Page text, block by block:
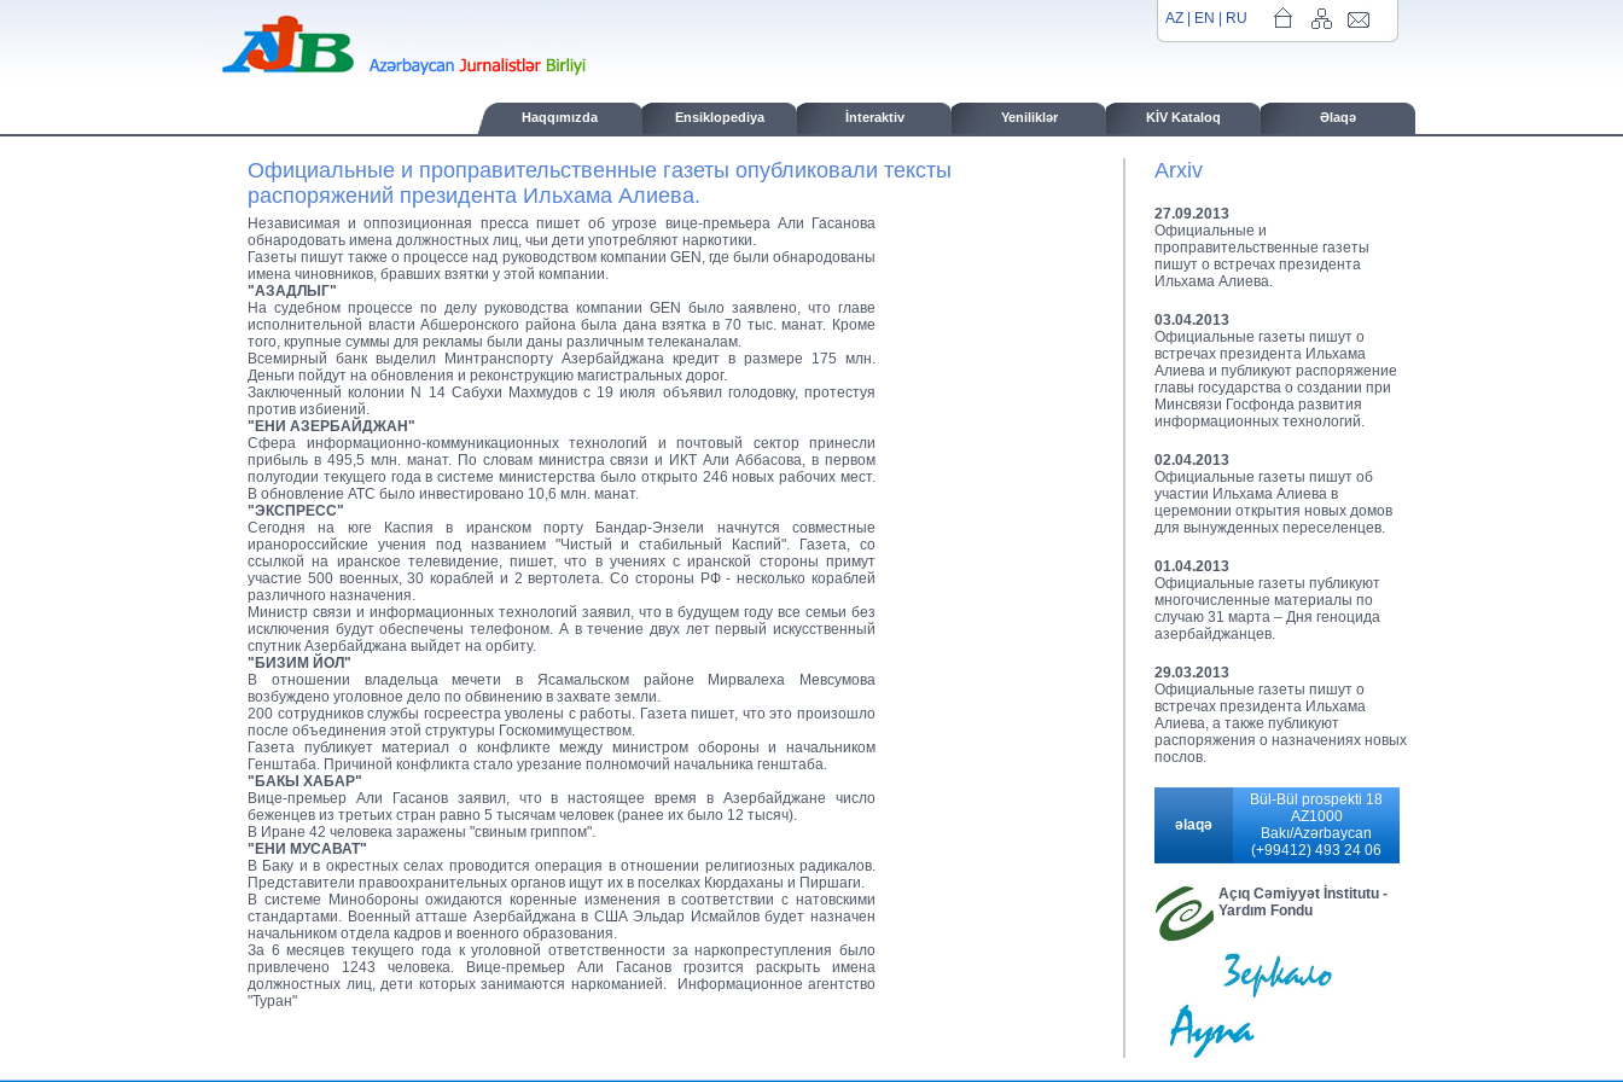
AZ EN RU
Haqqımızda Ensiklopediya İnteraktiv Yeniliklər KİV Kataloq Əlaqə
Официальные и проправительственные газеты опубликовали тексты
распоряжений президента Ильхама Алиева.
Независимая и оппозиционная пресса пишет об угрозе вице-премьера Али Гасанова
обнародовать имена должностных лиц, чьи дети употребляют наркотики.
Газеты пишут также о процессе над руководством компании GEN, где были обнародованы
имена чиновников, бравших взятки у этой компании.
"АЗАДЛЫГ"
На судебном процессе по делу руководства компании GEN было заявлено, что главе
исполнительной власти Абшеронского района была дана взятка в 70 тыс. манат. Кроме
того, крупные суммы для рекламы были даны различным телеканалам.
Всемирный банк выделил Минтранспорту Азербайджана кредит в размере 175 млн.
Деньги пойдут на обновления и реконструкцию магистральных дорог.
Заключенный колонии N 14 Сабухи Махмудов с 19 июля объявил голодовку, протестуя
против избиений.
"ЕНИ АЗЕРБАЙДЖАН"
Сфера информационно-коммуникационных технологий и почтовый сектор принесли
прибыль в 495,5 млн. манат. По словам министра связи и ИКТ Али Аббасова, в первом
полугодии текущего года в системе министерства было открыто 246 новых рабочих мест.
В обновление АТС было инвестировано 10,6 млн. манат.
"ЭКСПРЕСС"
Сегодня на юге Каспия в иранском порту Бандар-Энзели начнутся совместные
иранороссийские учения под названием "Чистый и стабильный Каспий". Газета, со
ссылкой на иранское телевидение, пишет, что в учениях с иранской стороны примут
участие 500 военных, 30 кораблей и 2 вертолета. Со стороны РФ - несколько кораблей
различного назначения.
Министр связи и информационных технологий заявил, что в будущем году все семьи без
исключения будут обеспечены телефоном. А в течение двух лет первый искусственный
спутник Азербайджана выйдет на орбиту.
"БИЗИМ ЙОЛ"
В отношении владельца мечети в Ясамальском районе Мирвалеха Мевсумова
возбуждено уголовное дело по обвинению в захвате земли.
200 сотрудников службы госреестра уволены с работы. Газета пишет, что это произошло
после объединения этой структуры Госкомимуществом.
Газета публикует материал о конфликте между министром обороны и начальником
Генштаба. Причиной конфликта стало урезание полномочий начальника генштаба.
"БАКЫ ХАБАР"
Вице-премьер Али Гасанов заявил, что в настоящее время в Азербайджане число
беженцев из третьих стран равно 5 тысячам человек (ранее их было 12 тысяч).
В Иране 42 человека заражены "свиным гриппом".
"ЕНИ МУСАВАТ"
В Баку и в окрестных селах проводится операция в отношении религиозных радикалов.
Представители правоохранительных органов ищут их в поселках Кюрдаханы и Пиршаги.
В системе Минобороны ожидаются коренные изменения в соответствии с натовскими
стандартами. Военный атташе Азербайджана в США Эльдар Исмайлов будет назначен
начальником отдела кадров и военного образования.
За 6 месяцев текущего года к уголовной ответственности за наркопреступления было
привлечено 1243 человека. Вице-премьер Али Гасанов грозится раскрыть имена
должностных лиц, дети которых занимаются наркоманией. Информационное агентство
"Туран"
Arxiv
27.09.2013
Официальные и
проправительственные газеты
пишут о встречах президента
Ильхама Алиева.
03.04.2013
Официальные газеты пишут о
встречах президента Ильхама
Алиева и публикуют распоряжение
главы государства о создании при
Минсвязи Госфонда развития
информационных технологий.
02.04.2013
Официальные газеты пишут об
участии Ильхама Алиева в
церемонии открытия новых домов
для вынужденных переселенцев.
01.04.2013
Официальные газеты публикуют
многочисленные материалы по
случаю 31 марта – Дня геноцида
азербайджанцев.
29.03.2013
Официальные газеты пишут о
встречах президента Ильхама
Алиева, а также публикуют
распоряжения о назначениях новых
послов.
əlaqə
Bül-Bül prospekti 18
AZ1000
Bakı/Azərbaycan
(+99412) 493 24 06
Açıq Cəmiyyət İnstitutu -
Yardım Fondu